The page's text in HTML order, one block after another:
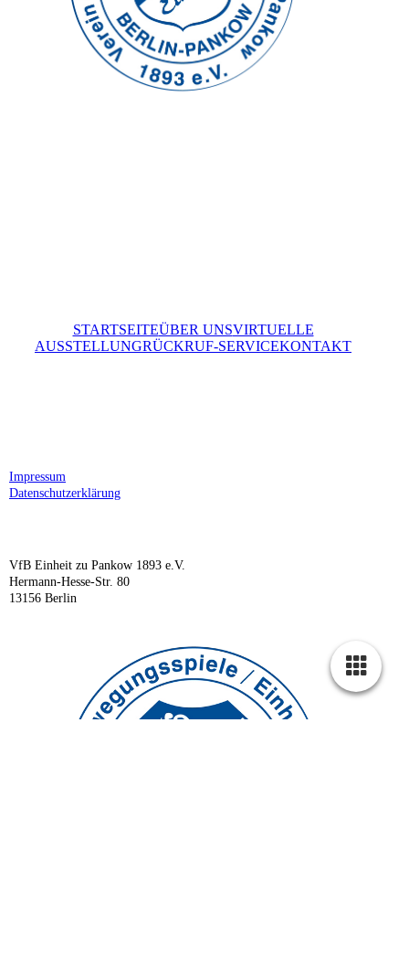
STARTSEITEÜBER UNSVIRTUELLE
AUSSTELLUNGRÜCKRUF-SERVICEKONTAKT
Impressum
Datenschutzerklärung
VfB Einheit zu Pankow 1893 e.V.
Hermann-Hesse-Str. 80
13156 Berlin